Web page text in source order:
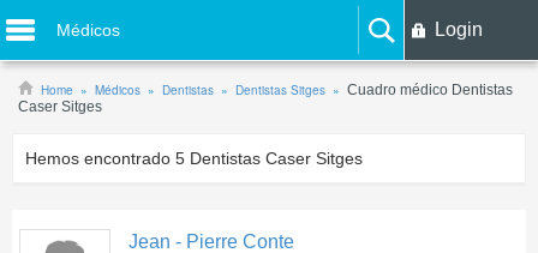
Médicos Login
Home Médicos Dentistas Dentistas Sitges
Cuadro médico Dentistas
Caser Sitges
Hemos encontrado 5 Dentistas Caser Sitges
Jean - Pierre Conte